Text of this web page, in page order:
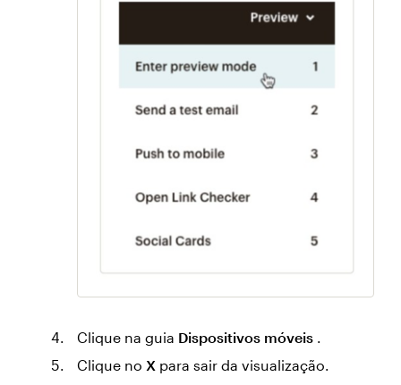
Clique na guia Dispositivos móveis .
Clique no X para sair da visualização.